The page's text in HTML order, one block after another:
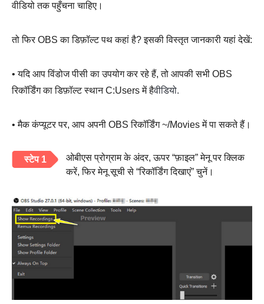
वीडियो तक पहुँचना चाहिए।
तो फिर OBS का डिफ़ॉल्ट पथ कहां है? इसकी विस्तृत जानकारी यहां देखें:
• यदि आप विंडोज पीसी का उपयोग कर रहे हैं, तो आपकी सभी OBS
रिकॉर्डिंग का डिफ़ॉल्ट स्थान C:Users में हैवीडियो.
• मैक कंप्यूटर पर, आप अपनी OBS रिकॉर्डिंग ~/Movies में पा सकते हैं।
स्टेप 1
ओबीएस प्रोग्राम के अंदर, ऊपर “फ़ाइल” मेनू पर क्लिक
करें, फिर मेनू सूची से “रिकॉर्डिंग दिखाएं” चुनें।